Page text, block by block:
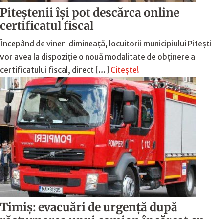
Piteștenii își pot descărca online
certificatul fiscal
Începând de vineri dimineață, locuitorii municipiului Pitești
vor avea la dispoziție o nouă modalitate de obținere a
certificatului fiscal, direct […] Citește!
Timiș: evacuări de urgență după